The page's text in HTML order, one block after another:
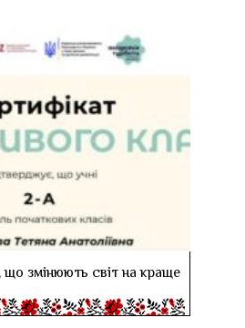
змінюють світ на краще